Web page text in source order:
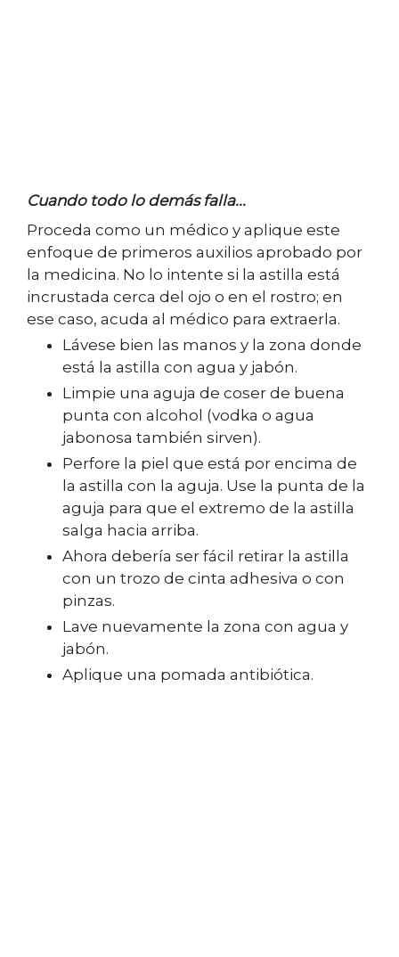
Cuando todo lo demás falla...
Proceda como un médico y aplique este
enfoque de primeros auxilios aprobado por
la medicina. No lo intente si la astilla está
incrustada cerca del ojo o en el rostro; en
ese caso, acuda al médico para extraerla.
Lávese bien las manos y la zona donde
está la astilla con agua y jabón.
Limpie una aguja de coser de buena
punta con alcohol (vodka o agua
jabonosa también sirven).
Perfore la piel que está por encima de
la astilla con la aguja. Use la punta de la
aguja para que el extremo de la astilla
salga hacia arriba.
Ahora debería ser fácil retirar la astilla
con un trozo de cinta adhesiva o con
pinzas.
Lave nuevamente la zona con agua y
jabón.
Aplique una pomada antibiótica.